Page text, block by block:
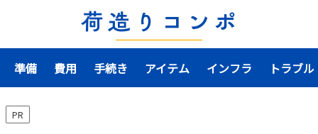
準備 費用 手続き アイテム インフラ トラブル
PR